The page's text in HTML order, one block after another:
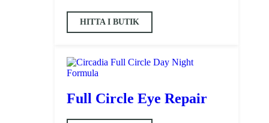
HITTA I BUTIK
Full Circle Eye Repair